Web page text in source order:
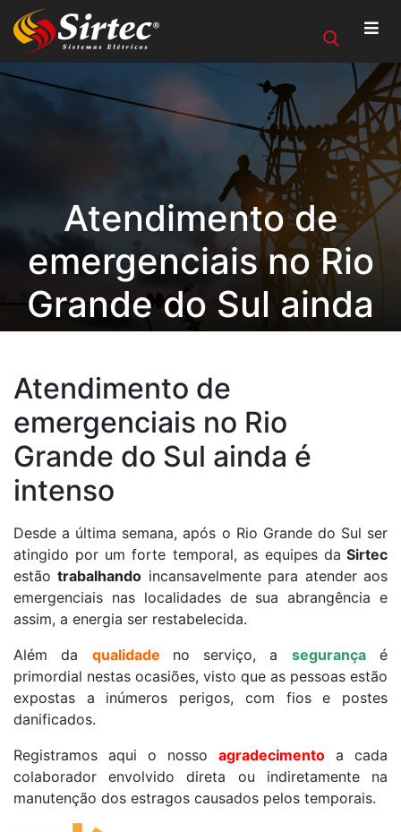
Atendimento de
emergenciais no Rio
Grande do Sul ainda
Atendimento de
emergenciais no Rio
Grande do Sul ainda é
intenso
Desde a última semana, após o Rio Grande do Sul ser
atingido por um forte temporal, as equipes da Sirtec
estãotrabalhando incansavelmente para atender aos
emergenciais nas localidades de sua abrangência e
assim, a energia ser restabelecida.
Além da qualidade no serviço, a segurança
é
primordial nestas ocasiões, visto que as pessoas estão
expostas a inúmeros perigos, com fios e postes
danificados.
Registramos aqui o nosso agradecimento a cada
colaborador envolvido direta ou indiretamente na
manutenção dos estragos causados pelos temporais.